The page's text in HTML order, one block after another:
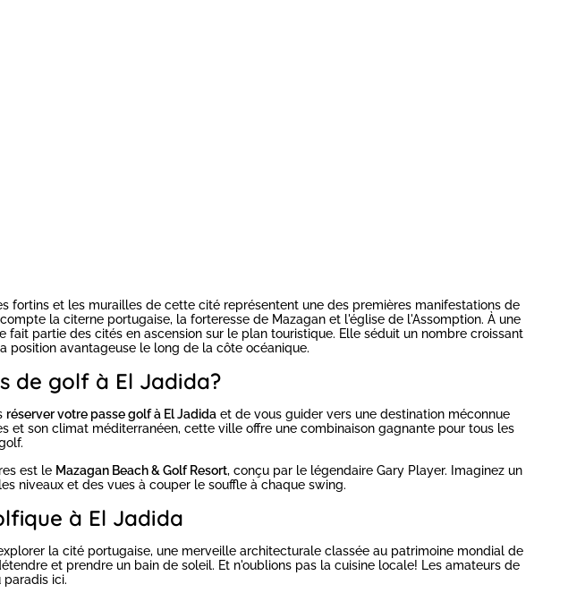
fortins et les murailles de cette cité représentent une des premières manifestations de
la citerne portugaise, la forteresse de Mazagan et l'église de l'Assomption. À une
partie des cités en ascension sur le plan touristique. Elle séduit un nombre croissant
position avantageuse le long de la côte océanique.
de golf à El Jadida?
réserver votre passe golf à El Jadidaet de vous guider vers une destination méconnue
et son climat méditerranéen, cette ville offre une combinaison gagnante pour tous les
est le Mazagan Beach & Golf Resort, conçu par le légendaire Gary Player. Imaginez un
niveaux et des vues à couper le souffle à chaque swing.
à El Jadida
la cité portugaise, une merveille architecturale classée au patrimoine mondial de
et prendre un bain de soleil. Et n'oublions pas la cuisine locale! Les amateurs de
ici.